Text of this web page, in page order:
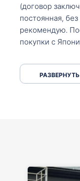
(договор
постоянная,
рекомендую.
покупки с
что заполнить,
приехал заРАЗВЕРНУТЬ